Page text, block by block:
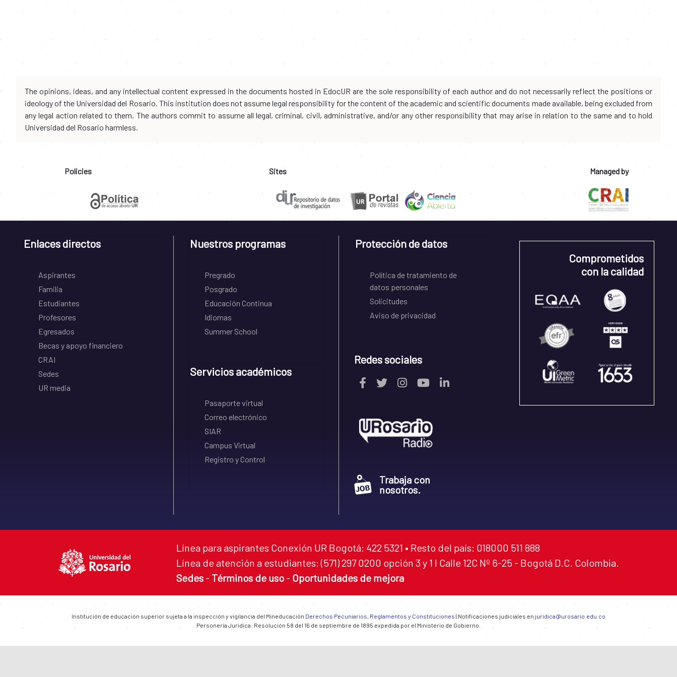
The opinions, ideas, and any intellectual content expressed in the documents hosted in EdocUR are the sole responsibility of each author and do not necessarily reflect the positions or
ideology of the Universidad del Rosario. This institution does not assume legal responsibility for the content of the academic and scientific documents made available, being excluded from
any legal action related to them. The authors commit to assume all legal, criminal, civil, administrative, and/or any other responsibility that may arise in relation to the same and to hold
Universidad del Rosario harmless.
Policies Sites Managed by
Enlaces directos
Aspirantes
Familia
Estudiantes
Profesores
Egresados
Becas y apoyo financiero
CRAI
Sedes
UR media
Nuestros programas
Pregrado
Posgrado
Educación Continua
Idiomas
Summer School
Servicios académicos
Pasaporte virtual
Correo electrónico
SIAR
Campus Virtual
Registro y Control
Protección de datos
Política de tratamiento de
datos personales
Solicitudes
Aviso de privacidad
Redes sociales
Trabaja con
nosotros.
Comprometidos
con la calidad
Línea para aspirantes Conexión UR Bogotá: 422 5321 • Resto del país: 018000 511 888
Línea de atención a estudiantes: (571) 297 0200 opción 3 y 1 I Calle 12C Nº 6-25 - Bogotá D.C. Colombia.
Sedes - Términos de uso - Oportunidades de mejora
Institución de educación superior sujeta a la inspección y vigilancia del Mineducación Derechos Pecuniarios, Reglamentos y Constituciones | Notificaciones judiciales en juridica@urosario.edu.co
Personería Jurídica: Resolución 58 del 16 de septiembre de 1895 expedida por el Ministerio de Gobierno.